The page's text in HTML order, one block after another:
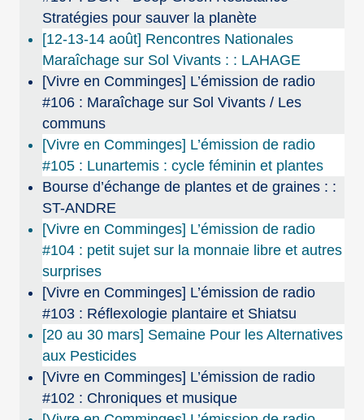
Stratégies pour sauver la planète
[12-13-14 août] Rencontres Nationales
Maraîchage sur Sol Vivants : : LAHAGE
[Vivre en Comminges] L’émission de radio
#106 : Maraîchage sur Sol Vivants / Les
communs
[Vivre en Comminges] L’émission de radio
#105 : Lunartemis : cycle féminin et plantes
Bourse d’échange de plantes et de graines : :
ST-ANDRE
[Vivre en Comminges] L’émission de radio
#104 : petit sujet sur la monnaie libre et autres
surprises
[Vivre en Comminges] L’émission de radio
#103 : Réflexologie plantaire et Shiatsu
[20 au 30 mars] Semaine Pour les Alternatives
aux Pesticides
[Vivre en Comminges] L’émission de radio
#102 : Chroniques et musique